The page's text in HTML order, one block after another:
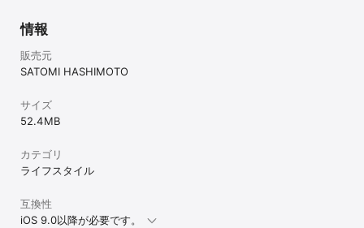
情報
販売元
SATOMI HASHIMOTO
サイズ
52.4 MB
カテゴリ
ライフスタイル
互換性
iOS 9.0以降が必要です。